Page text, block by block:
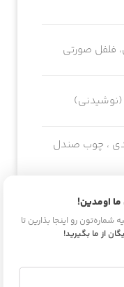
فلفل صورتی
(نوشیدنی)
، چوب صندل
اومدین!
رو اینجا بذارین تا
از ما بگیرید!